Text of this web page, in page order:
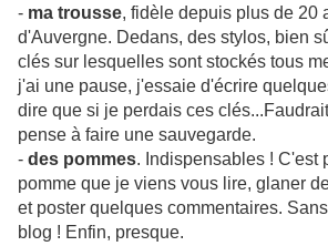
- ma trousse, fidèle depuis plus de 20
d'Auvergne. Dedans, des stylos, bien
clés sur lesquelles sont stockés tous
j'ai une pause, j'essaie d'écrire
dire que si je perdais ces
pense à faire une sauvegarde.
- des pommes. Indispensables ! C'est
pomme que je viens vous lire, glaner
et poster quelques commentaires.
blog ! Enfin, presque.